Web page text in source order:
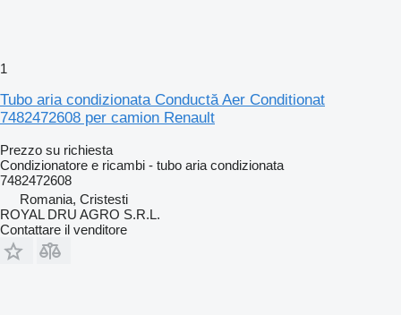
1
Tubo aria condizionata Conductă Aer Conditionat
7482472608 per camion Renault
Prezzo su richiesta
Condizionatore e ricambi - tubo aria condizionata
7482472608
Romania, Cristesti
ROYAL DRU AGRO S.R.L.
Contattare il venditore